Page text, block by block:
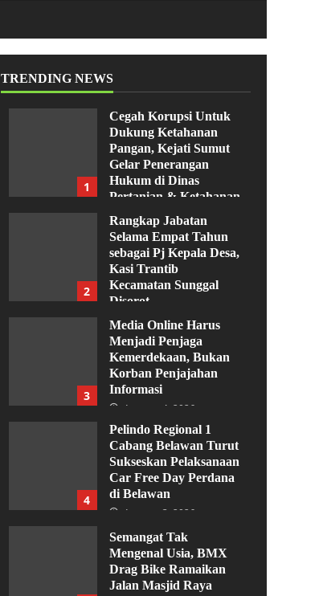
TRENDING NEWS
1
Cegah Korupsi Untuk
Dukung Ketahanan
Pangan, Kejati Sumut
Gelar Penerangan
Hukum di Dinas
Pertanian & Ketahanan
Agustus 5, 2026
2
Rangkap Jabatan
Selama Empat Tahun
sebagai Pj Kepala Desa,
Kasi Trantib
Kecamatan Sunggal
Disorot
Agustus 4, 2026
3
Media Online Harus
Menjadi Penjaga
Kemerdekaan, Bukan
Korban Penjajahan
Informasi
Agustus 4, 2026
4
Pelindo Regional 1
Cabang Belawan Turut
Sukseskan Pelaksanaan
Car Free Day Perdana
di Belawan
Agustus 3, 2026
Semangat Tak
Mengenal Usia, BMX
Drag Bike Ramaikan
Jalan Masjid Raya